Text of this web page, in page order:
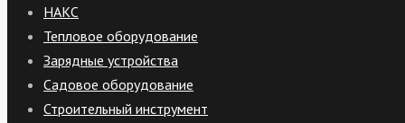
НАКС
Тепловое оборудование
Зарядные устройства
Садовое оборудование
Строительный инструмент